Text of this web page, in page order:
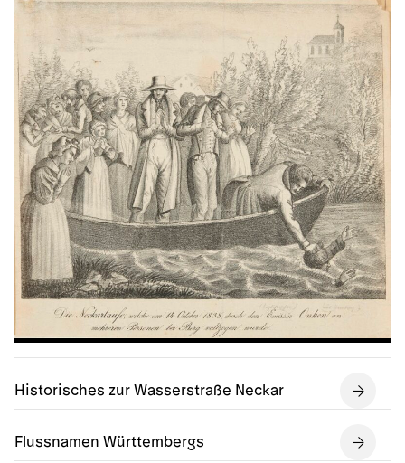
Historisches zur Wasserstraße Neckar
Flussnamen Württembergs